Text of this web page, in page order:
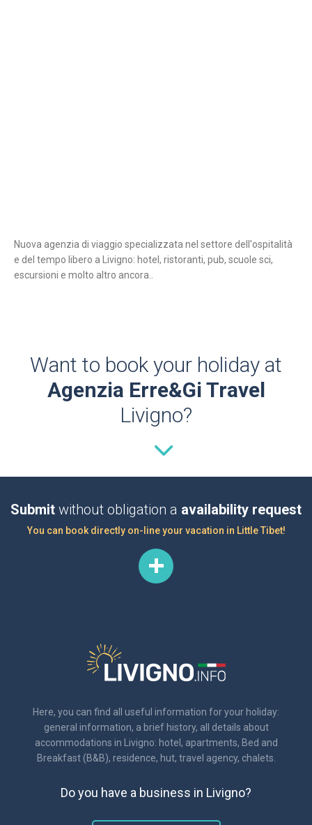
Nuova agenzia di viaggio specializzata nel settore dell'ospitalità
e del tempo libero a Livigno: hotel, ristoranti, pub, scuole sci,
escursioni e molto altro ancora..
Want to book your holiday at
Agenzia Erre&Gi Travel
Livigno?
Submit without obligation a availability request
You can book directly on-line your vacation in Little Tibet!
Here, you can find all useful information for your holiday:
general information, a brief history, all details about
accommodations in Livigno: hotel, apartments, Bed and
Breakfast (B&B), residence, hut, travel agency, chalets.
Do you have a business in Livigno?